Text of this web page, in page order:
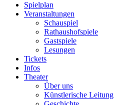
Spielplan
Veranstaltungen
Schauspiel
Rathaushofspiele
Gastspiele
Lesungen
Tickets
Infos
Theater
Über uns
Künstlerische Leitung